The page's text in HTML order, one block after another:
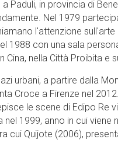
Paduli, in provincia di
Nel 1979
l'attenzione
1988 con una sala
nella Città Proibita e
urbani, a partire dalla
Croce a Firenze nel
le scene di Edipo Re
nel 1999, anno in cui
cui Quijote (2006),